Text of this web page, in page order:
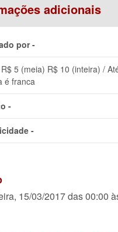
adicionais
por -
R$ 5 (meia) R$ 10 (inteira) /
é franca
-
-
15/03/2017 das 00:00